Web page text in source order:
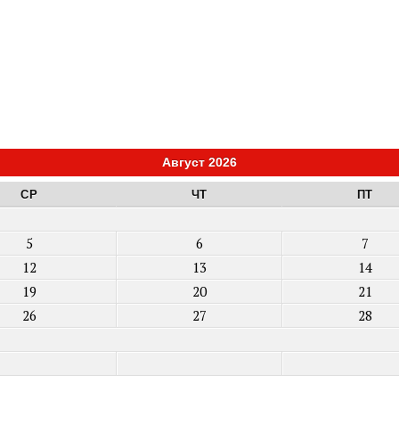
Август 2026
СР ЧТ ПТ
5 6 7
12 13 14
19 20 21
26 27 28